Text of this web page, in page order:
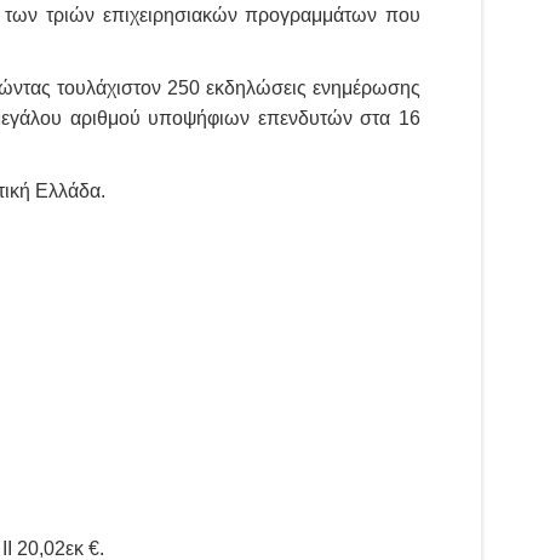
των τριών επιχειρησιακών προγραμμάτων που
τουλάχιστον 250 εκδηλώσεις ενημέρωσης
αριθμού υποψήφιων επενδυτών στα 16
Ελλάδα.
20,02εκ €.